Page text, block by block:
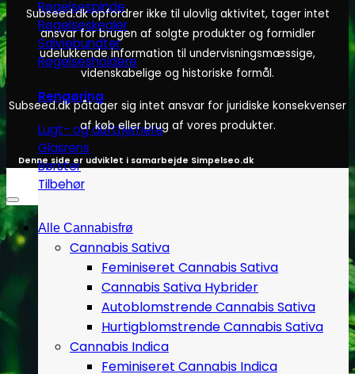
Røgelsespinde
Røgelseskegler
Salviebundter
Røgelsesholdere
Rengøring
Lugt- og duftfjernere
Glasrens
Børster
Tilbehør
Subseed.dk opfordrer ikke til ulovlig aktivitet, tager intet
ansvar for brugen af solgte produkter og formidler
udelukkende information til undervisningsmæssige,
videnskabelige og historiske formål.
Subseed.dk påtager sig intet ansvar for juridiske konsekvenser
af køb eller brug af vores produkter.
Denne side er udviklet i samarbejde Simpelseo.dk
Alle Cannabisfrø
Cannabis Sativa
Feminiseret Cannabis Sativa
Cannabis Sativa Hybrider
Autoblomstrende Cannabis Sativa
Hurtigblomstrende Cannabis Sativa
Cannabis Indica
Feminiseret Cannabis Indica